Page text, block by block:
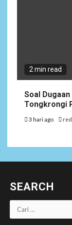
2 min read
Soal
Tongkrongi
3 hari ago
SEARCH
Cari
untuk: